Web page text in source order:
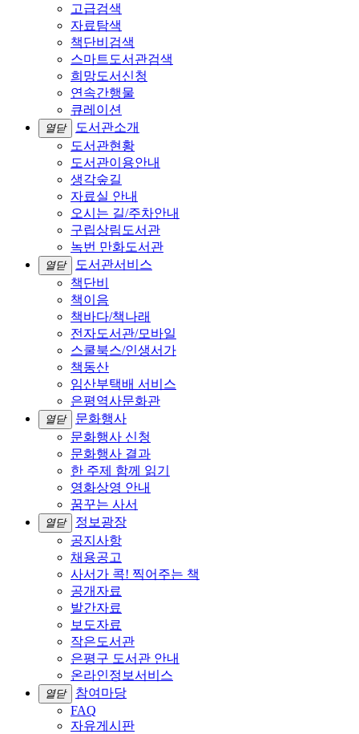
고급검색
자료탐색
책단비검색
스마트도서관검색
희망도서신청
연속간행물
큐레이션
열닫
도서관소개
도서관현황
도서관이용안내
생각숲길
자료실 안내
오시는 길/주차안내
구립상림도서관
녹번 만화도서관
열닫
도서관서비스
책단비
책이음
책바다/책나래
전자도서관/모바일
스쿨북스/인생서가
책동산
임산부택배 서비스
은평역사문화관
열닫
문화행사
문화행사 신청
문화행사 결과
한 주제 함께 읽기
영화상영 안내
꿈꾸는 사서
열닫
정보광장
공지사항
채용공고
사서가 콕! 찍어주는 책
공개자료
발간자료
보도자료
작은도서관
은평구 도서관 안내
온라인정보서비스
열닫
참여마당
FAQ
자유게시판